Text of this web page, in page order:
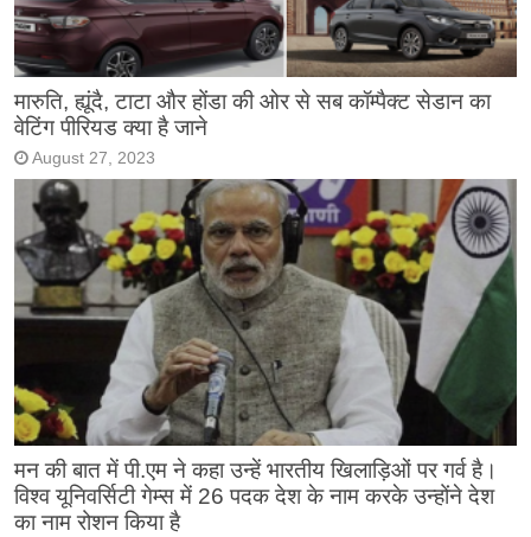
मारुति, ह्यूंदै, टाटा और होंडा की ओर से सब कॉम्पैक्ट सेडान का
वेटिंग पीरियड क्या है जाने
August 27, 2023
मन की बात में पी.एम ने कहा उन्हें भारतीय खिलाड़िओं पर गर्व है।
विश्व यूनिवर्सिटी गेम्स में 26 पदक देश के नाम करके उन्होंने देश
का नाम रोशन किया है